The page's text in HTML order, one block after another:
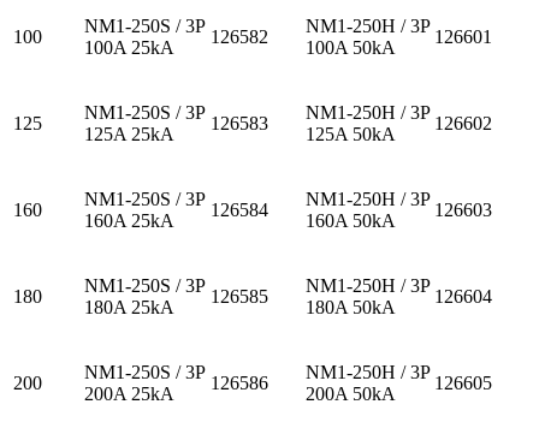
100
NM1-250S / 3P
100A 25kA
126582
NM1-250H / 3P
100A 50kA
126601
125
NM1-250S / 3P
125A 25kA
126583
NM1-250H / 3P
125A 50kA
126602
160
NM1-250S / 3P
160A 25kA
126584
NM1-250H / 3P
160A 50kA
126603
180
NM1-250S / 3P
180A 25kA
126585
NM1-250H / 3P
180A 50kA
126604
200
NM1-250S / 3P
200A 25kA
126586
NM1-250H / 3P
200A 50kA
126605